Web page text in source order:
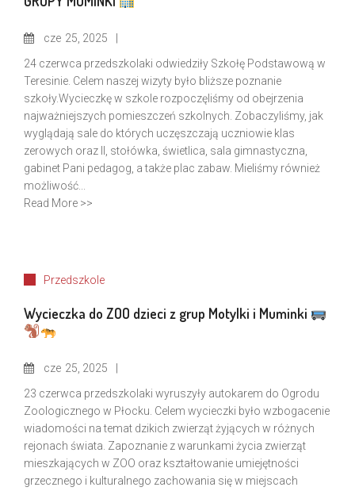
cze 25, 2025
24 czerwca przedszkolaki odwiedziły Szkołę Podstawową w
Teresinie. Celem naszej wizyty było bliższe poznanie
szkoły.Wycieczkę w szkole rozpoczęliśmy od obejrzenia
najważniejszych pomieszczeń szkolnych. Zobaczyliśmy, jak
wyglądają sale do których uczęszczają uczniowie klas
zerowych oraz II, stołówka, świetlica, sala gimnastyczna,
gabinet Pani pedagog, a także plac zabaw. Mieliśmy również
możliwość...
Read More >>
Przedszkole
Wycieczka do ZOO dzieci z grup Motylki i Muminki
cze 25, 2025
23 czerwca przedszkolaki wyruszyły autokarem do Ogrodu
Zoologicznego w Płocku. Celem wycieczki było wzbogacenie
wiadomości na temat dzikich zwierząt żyjących w różnych
rejonach świata. Zapoznanie z warunkami życia zwierząt
mieszkających w ZOO oraz kształtowanie umiejętności
grzecznego i kulturalnego zachowania się w miejscach